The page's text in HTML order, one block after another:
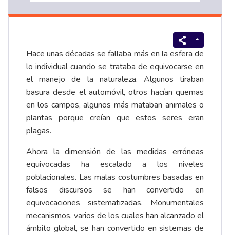
Hace unas décadas se fallaba más en la esfera de
lo individual cuando se trataba de equivocarse en
el manejo de la naturaleza. Algunos tiraban
basura desde el automóvil, otros hacían quemas
en los campos, algunos más mataban animales o
plantas porque creían que estos seres eran
plagas.
Ahora la dimensión de las medidas erróneas
equivocadas ha escalado a los niveles
poblacionales. Las malas costumbres basadas en
falsos discursos se han convertido en
equivocaciones sistematizadas. Monumentales
mecanismos, varios de los cuales han alcanzado el
ámbito global, se han convertido en sistemas de